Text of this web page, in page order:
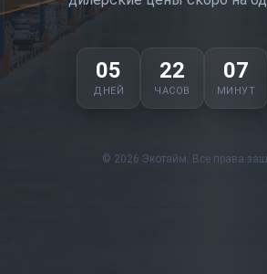
05
ДНЕЙ
22
ЧАСОВ
07
МИНУТ
© 2026 Экотайм. Все права